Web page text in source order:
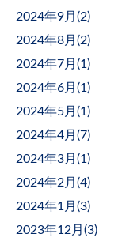
2024年9月(2)
2024年8月(2)
2024年7月(1)
2024年6月(1)
2024年5月(1)
2024年4月(7)
2024年3月(1)
2024年2月(4)
2024年1月(3)
2023年12月(3)